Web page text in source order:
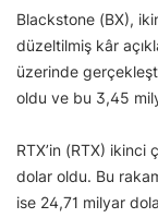
Blackstone (BX),
düzeltilmiş kâr
üzerinde
oldu ve bu 3,45
RTX’in (RTX) ikinci
dolar oldu. Bu
ise 24,71 milyar